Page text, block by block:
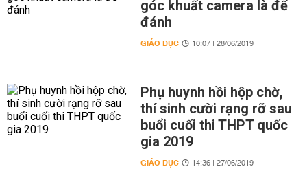
góc khuất camera là để
đánh
GIÁO DỤC 10:07 | 28/06/2019
Phụ huynh hồi hộp chờ,
thí sinh cười rạng rỡ sau
buổi cuối thi THPT quốc
gia 2019
GIÁO DỤC 14:36 | 27/06/2019